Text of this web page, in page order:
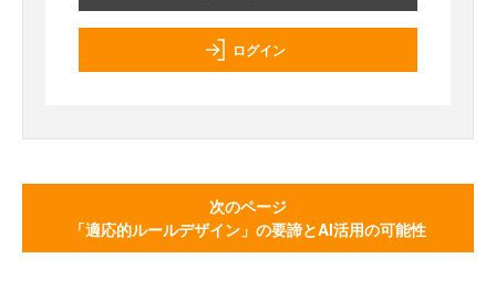
ログイン
次のページ
「適応的ルールデザイン」の要諦とAI活用の可能性